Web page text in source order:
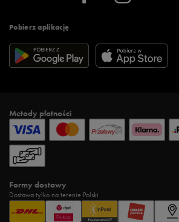
Pobierz aplikację
Metody płatności
Formy dostawy
Dostawa tylko na terenie Polski